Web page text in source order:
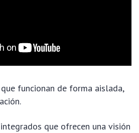
funcionan de forma aislada,
que ofrecen una visión